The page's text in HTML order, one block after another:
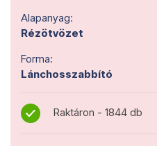
Alapanyag:
Rézötvözet
Forma:
Lánchosszabbító
Raktáron - 1844 db